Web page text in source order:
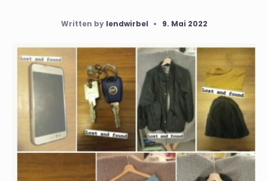
Written by lendwirbel • 9. Mai 2022